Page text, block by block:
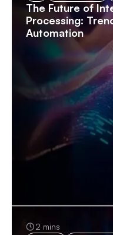
The Future of
Processing:
Automation
2 mins